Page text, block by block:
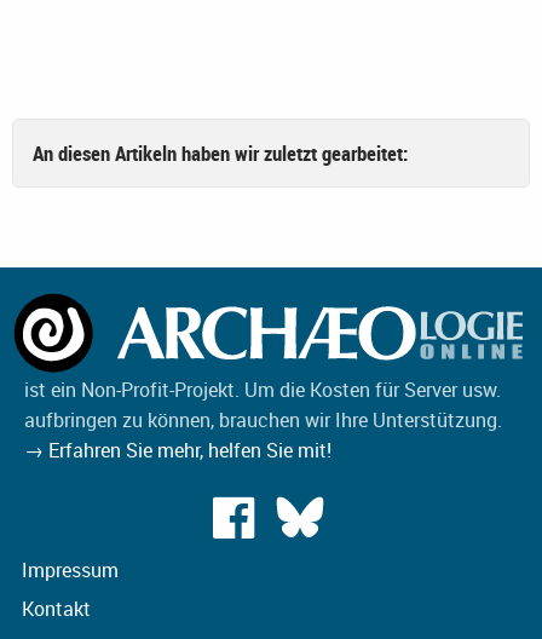
An diesen Artikeln haben wir zuletzt gearbeitet:
ist ein Non-Profit-Projekt. Um die Kosten für Server usw.
aufbringen zu können, brauchen wir Ihre Unterstützung.
→ Erfahren Sie mehr, helfen Sie mit!
Impressum
Kontakt